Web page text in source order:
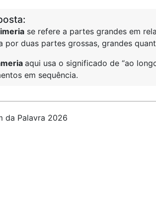
se refere a partes grandes em
por duas partes grossas, grandes
aqui usa o significado de “ao
em sequência.
da Palavra 2026